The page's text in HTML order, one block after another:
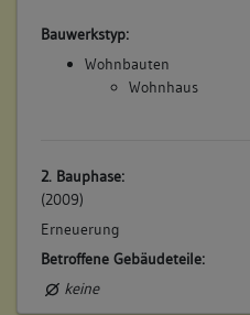
Bauwerkstyp:
Wohnbauten
Wohnhaus
2. Bauphase:
(2009)
Erneuerung
Betroffene Gebäudeteile:
keine